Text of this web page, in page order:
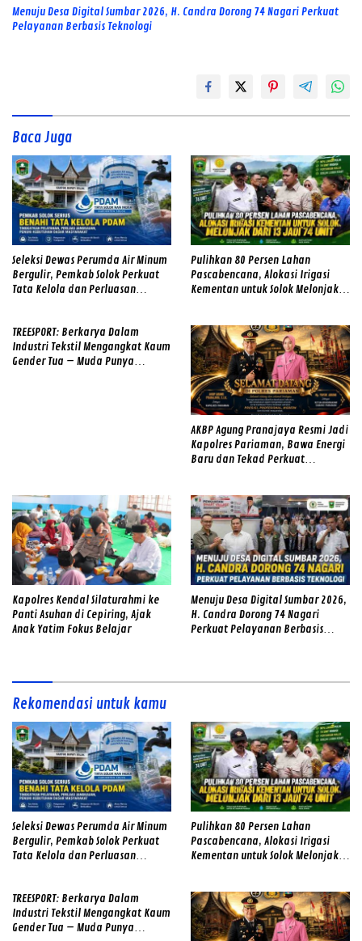
Menuju Desa Digital Sumbar 2026, H. Candra Dorong 74 Nagari Perkuat
Pelayanan Berbasis Teknologi
Baca Juga
Seleksi Dewas Perumda Air Minum
Bergulir, Pemkab Solok Perkuat
Tata Kelola dan Perluasan
Pulihkan 80 Persen Lahan
Pascabencana, Alokasi Irigasi
Kementan untuk Solok Melonjak
TREESPORT: Berkarya Dalam
Industri Tekstil Mengangkat Kaum
Gender Tua – Muda Punya
AKBP Agung Pranajaya Resmi Jadi
Kapolres Pariaman, Bawa Energi
Baru dan Tekad Perkuat
Kapolres Kendal Silaturahmi ke
Panti Asuhan di Cepiring, Ajak
Anak Yatim Fokus Belajar
Menuju Desa Digital Sumbar 2026,
H. Candra Dorong 74 Nagari
Perkuat Pelayanan Berbasis
Rekomendasi untuk kamu
Seleksi Dewas Perumda Air Minum
Bergulir, Pemkab Solok Perkuat
Tata Kelola dan Perluasan
Pulihkan 80 Persen Lahan
Pascabencana, Alokasi Irigasi
Kementan untuk Solok Melonjak
TREESPORT: Berkarya Dalam
Industri Tekstil Mengangkat Kaum
Gender Tua – Muda Punya